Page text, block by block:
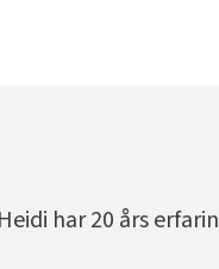
har 20 års